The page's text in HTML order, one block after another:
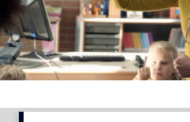
12 nov: MarketingLive!
Adverteren
Events
Vacatures